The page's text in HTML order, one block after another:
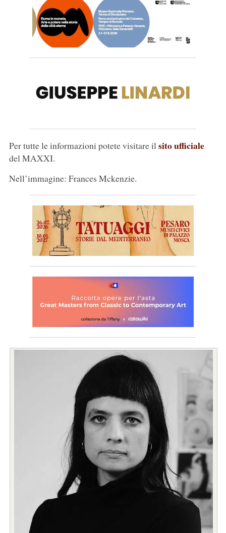
Per tutte le informazioni potete visitare ilsito ufficiale
del MAXXI.
Nell’immagine: Frances Mckenzie.